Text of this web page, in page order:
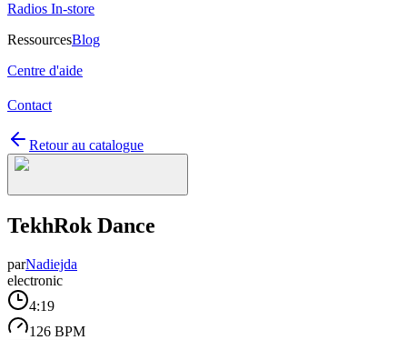
Radios In-store
RessourcesBlog
Centre d'aide
Contact
Retour au catalogue
TekhRok Dance
parNadiejda
electronic
4:19
126 BPM